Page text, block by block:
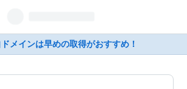
メインは早めの取得がおすすめ！